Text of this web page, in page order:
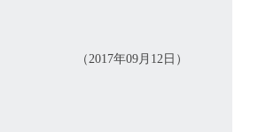
（2017年09月12日）